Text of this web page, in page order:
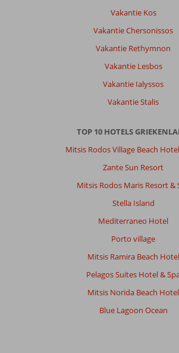
Vakantie Kos
Vakantie Chersonissos
Vakantie Rethymnon
Vakantie Lesbos
Vakantie Ialyssos
Vakantie Stalis
TOP 10 HOTELS
Mitsis Rodos Village Beach
Zante Sun Resort
Mitsis Rodos Maris Resort &
Stella Island
Mediterraneo Hotel
Porto village
Mitsis Ramira Beach Hotel
Pelagos Suites Hotel &
Mitsis Norida Beach Hotel
Blue Lagoon Ocean